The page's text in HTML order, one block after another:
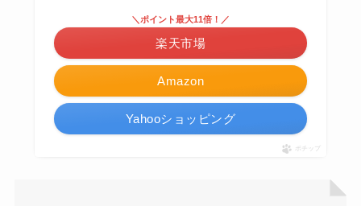
Amazon
＼ポイント最大11倍！／
楽天市場
Yahooショッピング
ポチップ